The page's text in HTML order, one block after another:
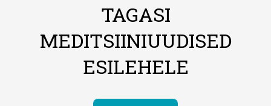
TAGASI
MEDITSIINIUUDISED
ESILEHELE